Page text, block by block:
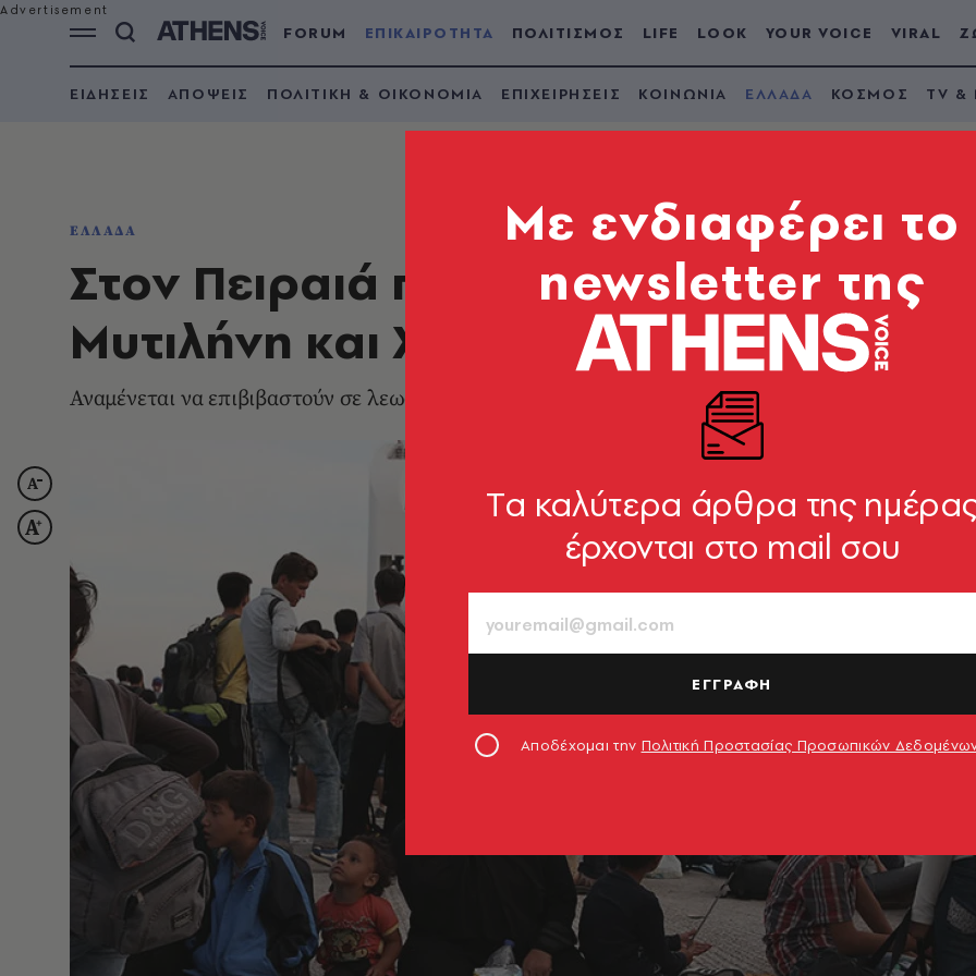
FORUM ΕΠΙΚΑΙΡΟΤΗΤΑ ΠΟΛΙΤΙΣΜΟΣ LIFE LOOK YOUR VOICE VIRAL
ΕΙΔΗΣΕΙΣ ΑΠΟΨΕΙΣ ΠΟΛΙΤΙΚΗ & ΟΙΚΟΝΟΜΙΑ ΕΠΙΧΕΙΡΗΣΕΙΣ ΚΟΙΝΩΝΙΑ ΕΛΛΑΔΑ ΚΟΣΜΟΣ TV &
ΕΛΛΑΔΑ
Στον Πειραιά πλοίο με 57 πρόσφυγες
Μυτιλήνη και Χίο
Αναμένεται να επιβιβαστούν σε λεωφορείο με προορισμό δομή φιλοξενίας
Mε ενδιαφέρει το
newsletter της
Tα καλύτερα άρθρα της
έρχονται στο mail σου
ΕΓΓΡΑΦΗ
Αποδέχομαι την Πολιτική Προστασίας Προσωπικών